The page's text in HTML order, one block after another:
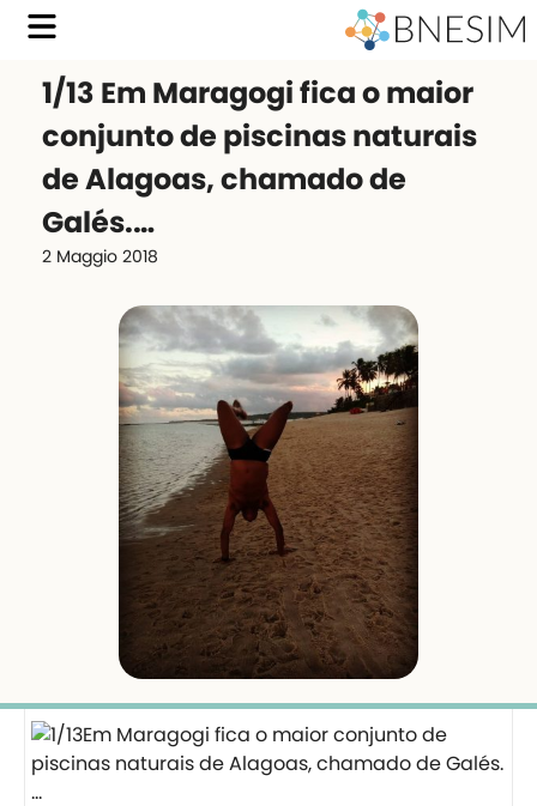
1/13 Em Maragogi fica o maior
conjunto de piscinas naturais
de Alagoas, chamado de
Galés.…
2 Maggio 2018